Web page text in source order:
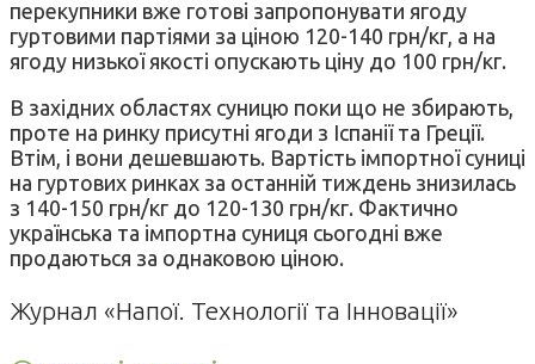
перекупники вже готові запропонувати ягоду
гуртовими партіями за ціною 120-140 грн/кг, а на
ягоду низької якості опускають ціну до 100 грн/кг.
В західних областях суницю поки що не збирають,
проте на ринку присутні ягоди з Іспанії та Греції.
Втім, і вони дешевшають. Вартість імпортної суниці
на гуртових ринках за останній тиждень знизилась
з 140-150 грн/кг до 120-130 грн/кг. Фактично
українська та імпортна суниця сьогодні вже
продаються за однаковою ціною.
Журнал «Напої. Технології та Інновації»